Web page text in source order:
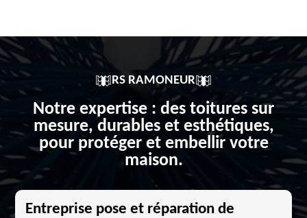
RS RAMONEUR
Notre expertise : des toitures sur
mesure, durables et esthétiques,
pour protéger et embellir votre
maison.
Entreprise pose et réparation de